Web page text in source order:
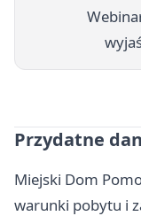
Przydatne
Miejski Dom
warunki pobytu i